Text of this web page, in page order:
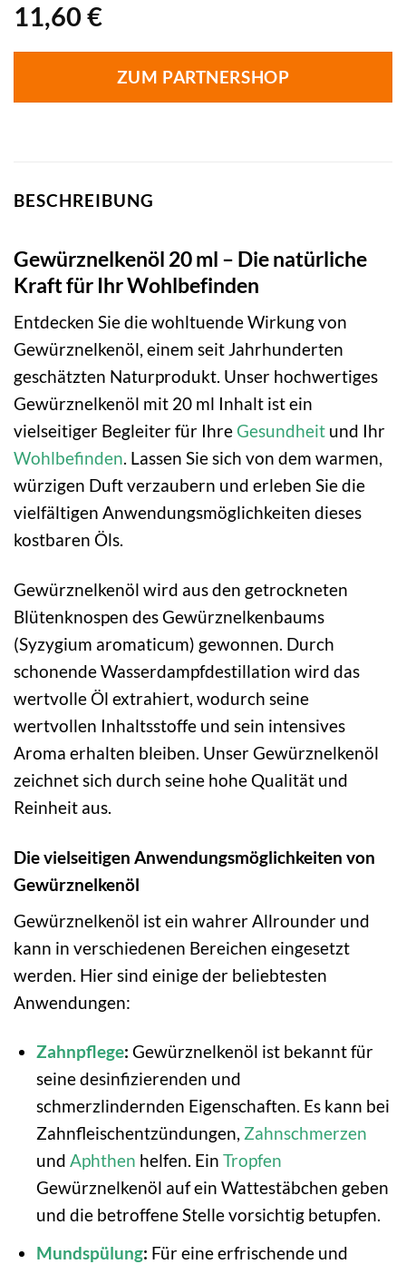
11,60 €
ZUM PARTNERSHOP
BESCHREIBUNG
Gewürznelkenöl 20 ml – Die natürliche
Kraft für Ihr Wohlbefinden
Entdecken Sie die wohltuende Wirkung von
Gewürznelkenöl, einem seit Jahrhunderten
geschätzten Naturprodukt. Unser hochwertiges
Gewürznelkenöl mit 20 ml Inhalt ist ein
vielseitiger Begleiter für Ihre Gesundheit und Ihr
Wohlbefinden. Lassen Sie sich von dem warmen,
würzigen Duft verzaubern und erleben Sie die
vielfältigen Anwendungsmöglichkeiten dieses
kostbaren Öls.
Gewürznelkenöl wird aus den getrockneten
Blütenknospen des Gewürznelkenbaums
(Syzygium aromaticum) gewonnen. Durch
schonende Wasserdampfdestillation wird das
wertvolle Öl extrahiert, wodurch seine
wertvollen Inhaltsstoffe und sein intensives
Aroma erhalten bleiben. Unser Gewürznelkenöl
zeichnet sich durch seine hohe Qualität und
Reinheit aus.
Die vielseitigen Anwendungsmöglichkeiten von
Gewürznelkenöl
Gewürznelkenöl ist ein wahrer Allrounder und
kann in verschiedenen Bereichen eingesetzt
werden. Hier sind einige der beliebtesten
Anwendungen:
Zahnpflege: Gewürznelkenöl ist bekannt für
seine desinfizierenden und
schmerzlindernden Eigenschaften. Es kann bei
Zahnfleischentzündungen, Zahnschmerzen
und Aphthen helfen. Ein Tropfen
Gewürznelkenöl auf ein Wattestäbchen geben
und die betroffene Stelle vorsichtig betupfen.
Mundspülung: Für eine erfrischende und